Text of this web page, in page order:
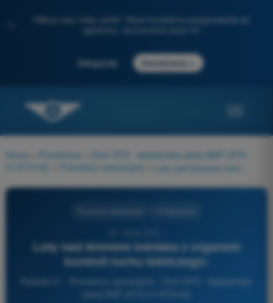
Odkryj nasz nowy portal: Twoje kompletne przygotowanie do
Zaloguj się Zacznij teraz
Home Przedmioty
Dron STS - świadectwo pilota BSP (STS-
Procedury operacyjne
Loty nad terenem lotniska z organem
kontroli ruchu lotniczego: